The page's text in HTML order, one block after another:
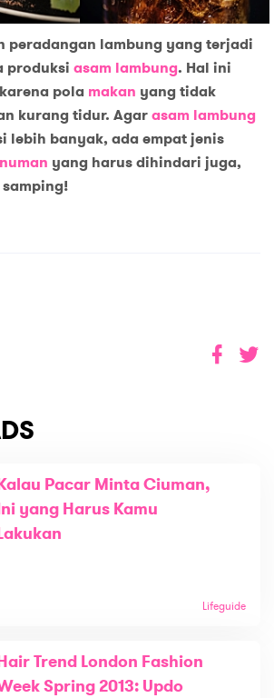
peradangan lambung yang terjadi
produksi asam lambung. Hal ini
pola makan yang tidak
kurang tidur. Agarasam lambung
lebih banyak, ada empat jenis
yang harus dihindari juga,
samping!
Pacar Minta Ciuman,
yang Harus Kamu
Lifeguide
Trend London Fashion
Spring 2013: Updo